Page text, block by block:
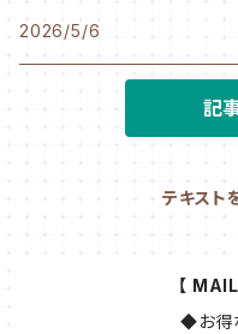
2026/5/6
記
テキスト
【
◆お得